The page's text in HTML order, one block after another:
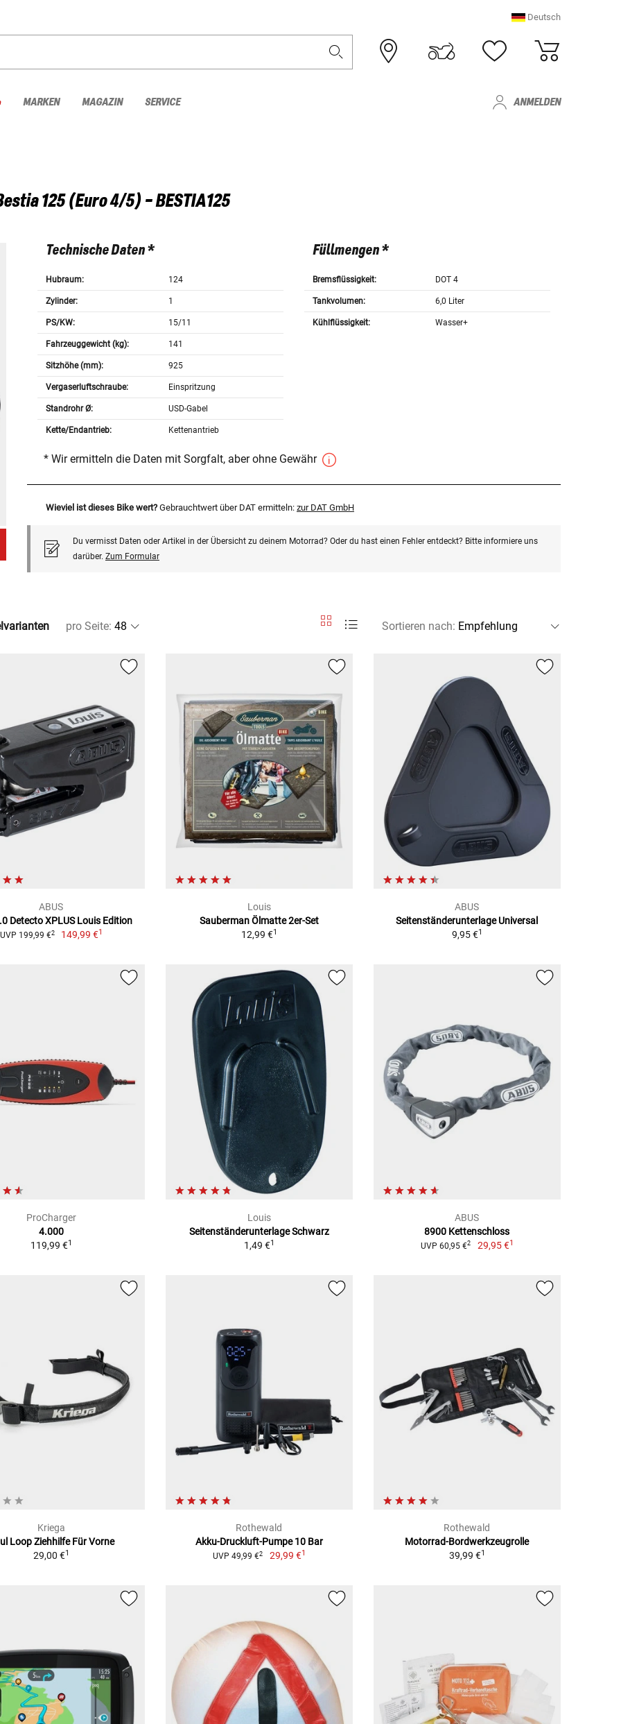
Deutsch
MARKEN MAGAZIN SERVICE ANMELDEN
125 (Euro 4/5) - BESTIA125
Technische Daten *
Hubraum: 124
Zylinder: 1
PS/KW: 15/11
Fahrzeuggewicht (kg): 141
Sitzhöhe (mm): 925
Vergaserluftschraube: Einspritzung
Standrohr Ø: USD-Gabel
Kette/Endantrieb: Kettenantrieb
Füllmengen *
Bremsflüssigkeit: DOT 4
Tankvolumen: 6,0 Liter
Kühlflüssigkeit: Wasser+
* Wir ermitteln die Daten mit Sorgfalt, aber ohne Gewähr
Wieviel ist dieses Bike wert? Gebrauchtwert über DAT ermitteln: zur DAT GmbH
Du vermisst Daten oder Artikel in der Übersicht zu deinem Motorrad? Oder du hast einen Fehler entdeckt? Bitte informiere uns
darüber. Zum Formular
pro Seite: Sortieren nach:
ABUS
Detecto XPLUS Louis Edition
UVP 199,99 €2 149,99 €1
Louis
Sauberman Ölmatte 2er-Set
12,99 €1
ABUS
Seitenständerunterlage Universal
9,95 €1
ProCharger
4.000
119,99 €1
Louis
Seitenständerunterlage Schwarz
1,49 €1
ABUS
8900 Kettenschloss
UVP 60,95 €2 29,95 €1
Kriega
Loop Ziehhilfe Für Vorne
29,00 €1
Rothewald
Akku-Druckluft-Pumpe 10 Bar
UVP 49,99 €2 29,99 €1
Rothewald
Motorrad-Bordwerkzeugrolle
39,99 €1